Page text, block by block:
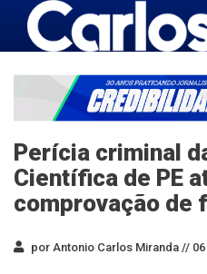
Perícia criminal
Científica de PE
comprovação de
por Antonio Carlos Miranda //